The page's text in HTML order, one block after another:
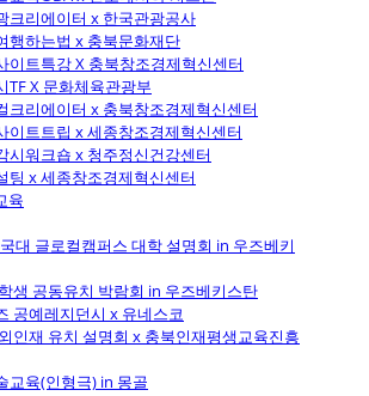
크리에이터 x 한국관광공사
행하는법 x 충북문화재단
이트특강 X 충북창조경제혁신센터
TF X 문화체육관광부
크리에이터 x 충북창조경제혁신센터
이트트립 x 세종창조경제혁신센터
시워크숍 x 청주정신건강센터
팅 x 세종창조경제혁신센터
육
대 글로컬캠퍼스 대학 설명회 in 우즈베키
생 공동유치 박람회 in 우즈베키스탄
공예레지던시 x 유네스코
인재 유치 설명회 x 충북인재평생교육진흥
교육(인형극) in 몽골